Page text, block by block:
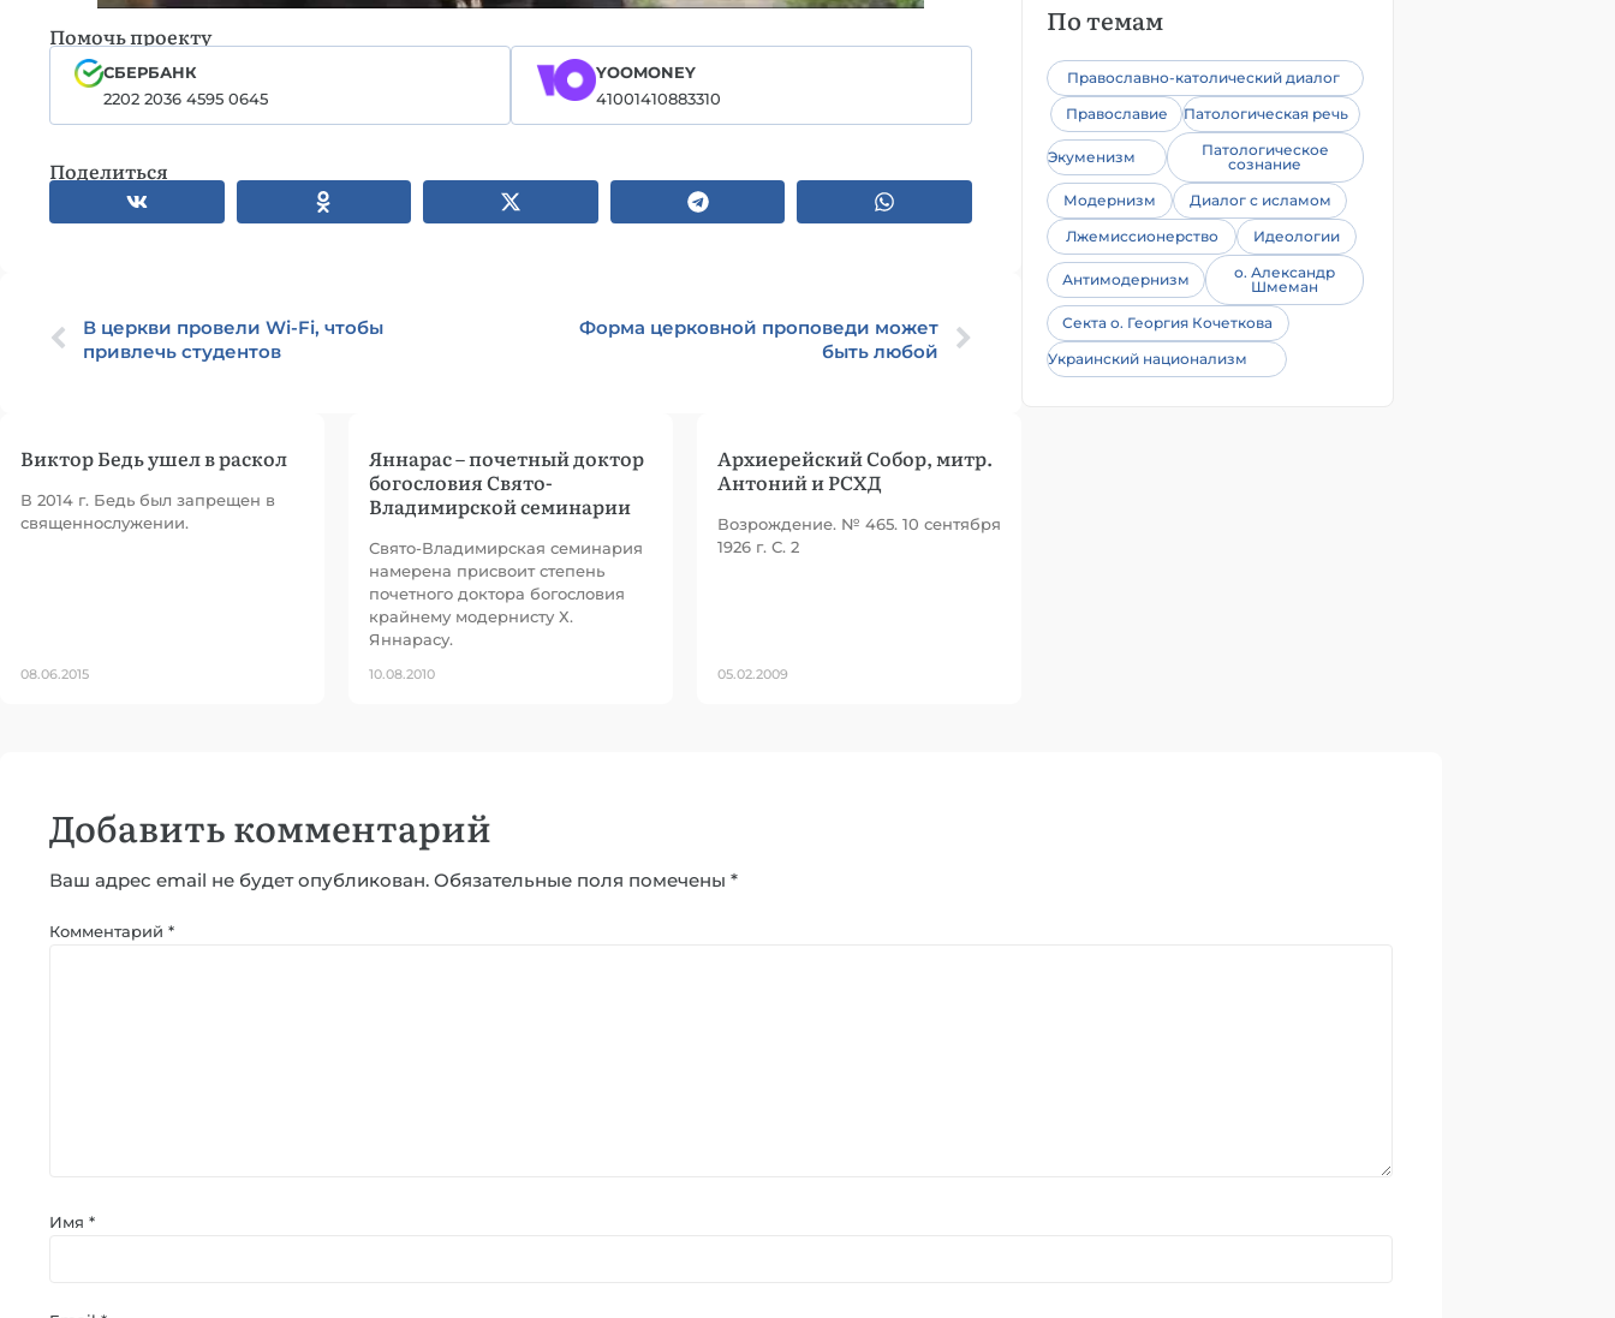
Помочь проекту
СБЕРБАНК
2202 2036 4595 0645
YOOMONEY
41001410883310
Поделиться
В церкви провели Wi-Fi, чтобы
привлечь студентов
Форма церковной проповеди может
быть любой
Виктор Бедь ушел в раскол
В 2014 г. Бедь был запрещен в
священнослужении.
08.06.2015
Яннарас – почетный доктор
богословия Свято-
Владимирской семинарии
Свято-Владимирская семинария
намерена присвоит степень
почетного доктора богословия
крайнему модернисту Х.
Яннарасу.
10.08.2010
Архиерейский Собор, митр.
Антоний и РСХД
Возрождение. № 465. 10 сентября
1926 г. С. 2
05.02.2009
По темам
Православно-католический диалог
Православие
Патологическая речь
Экуменизм
Патологическое
сознание
Модернизм
Диалог с исламом
Лжемиссионерство
Идеологии
Антимодернизм
о. Александр
Шмеман
Секта о. Георгия Кочеткова
Украинский национализм
Добавить комментарий
Ваш адрес email не будет опубликован. Обязательные поля помечены *
Комментарий *
Имя *